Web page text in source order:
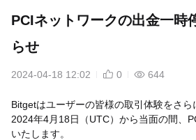
PCIネットワークの出金一時
らせ
2024-04-18 12:02 0 644
Bitgetはユーザーの皆様の取引体験をさら
2024年4月 18日（UTC）から当面の間、
いたします。